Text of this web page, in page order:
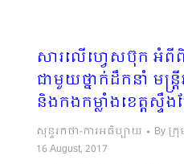
សារលើហ្វេសប៊ុក
ជាមួយថ្នាក់ដឹកនាំ មន្ត្រី
និងកងកម្លាំងខេត្តស្ទឹង
សុន្ទរកថា-ការអធិប្បាយ By ក្រុ
16 August, 2017